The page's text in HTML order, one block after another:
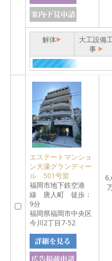
解体
大工設備
事
エステートマンショ
ン大濠グランディー
ル 501号室
福岡市地下鉄空港
線 唐人町 徒歩：
9分
福岡県福岡市中央区
今川2丁目7-52